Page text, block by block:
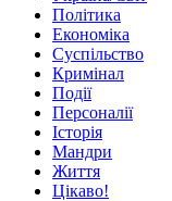
Політика
Економіка
Суспільство
Кримінал
Події
Персоналії
Історія
Мандри
Життя
Цікаво!